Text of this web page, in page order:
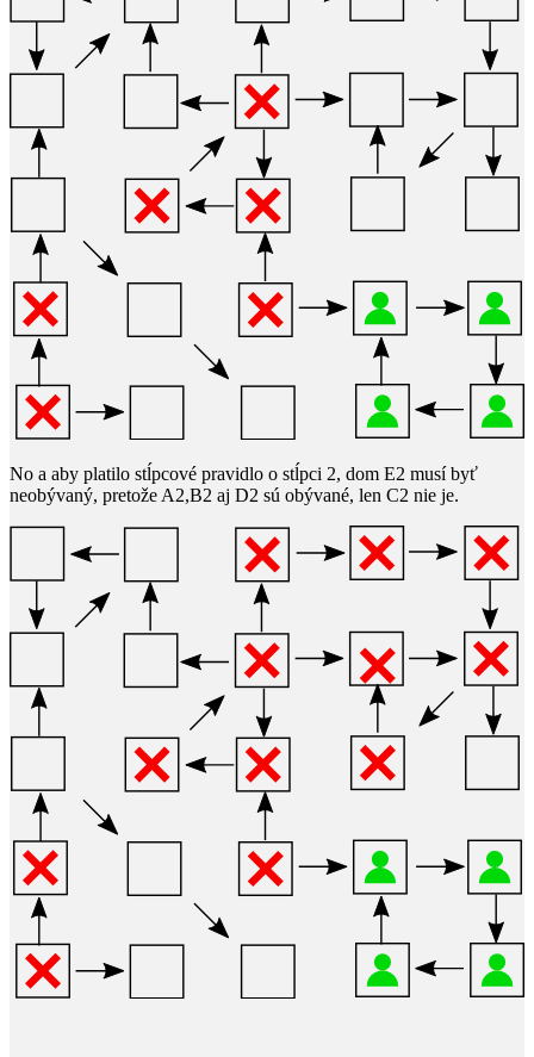
No a aby platilo stĺpcové pravidlo o stĺpci 2​, dom E2 musí byť
neobývaný, pretože A2,B2 aj D2 sú obývané, len C2 nie je.